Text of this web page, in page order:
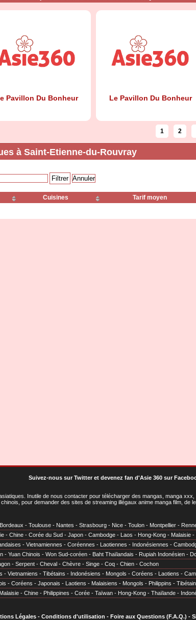
Pavillon Du Bonheur Le Pavillon Du Bonheur
1 2
à Saint-Etienne-du-Rouvray
Cuisines Tarif moyen
Suivez-nous sur Twitteret devenez fan d'Asie 360 sur
. Inutile de nous contacter pour télécharger des mangas, manga
pour demander des sites de streaming illégaux anime manga film, de
Bordeaux - Toulouse - Nantes - Strasbourg - Nice - Toulon - Montpellier -
- Chine - Corée du Sud - Japon - Cambodge - Laos - Hong-Kong - Malaisie -
- Vietnamiennes - Coréennes - Laotiennes - Indonésiennes -
- Yuan Chinois - Won Sud-coréen - Baht Thaïlandais - Rupiah Indonésien -
- Serpent - Cheval - Chèvre - Singe - Coq - Chien - Cochon
- Vietnamiens - Tibétains - Indonésiens - Mongols - Coréens - Laotiens -
- Coréens - Japonais - Laotiens - Malaisiens - Mongols - Philippins -
Malaisie - Chine - Philippines - Corée - Taïwan - Hong-Kong - Thaïlande -
Légales- Conditions d'utilisation - Foire aux Questions (F.A.Q.) -